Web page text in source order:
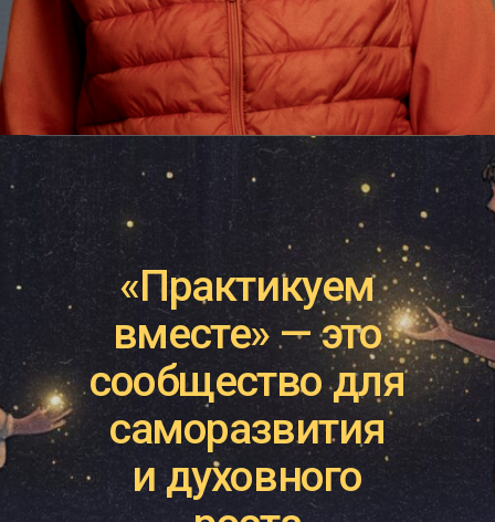
практики,помогающие
прожить принципы
на физическом,
психическом и духовном
вебинары
йогическими монахами
каждый месяц —
недельный челлендж
по 1 принципу